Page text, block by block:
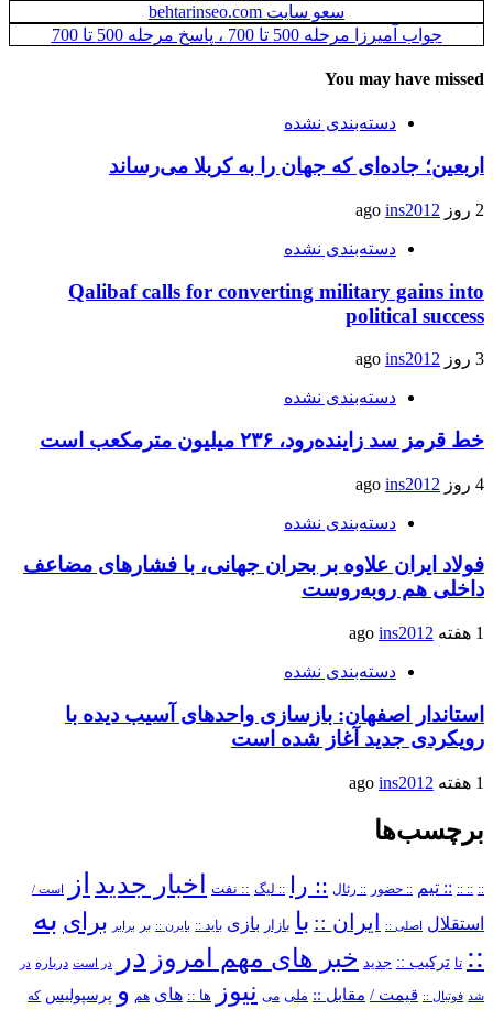
سعو سایت behtarinseo.com
جواب آمیرزا مرحله 500 تا 700 ، پاسخ مرحله 500 تا 700
You may have missed
دسته‌بندی نشده
اربعین؛ جاده‌ای که جهان را به کربلا می‌رساند
2 روز ago ins2012
دسته‌بندی نشده
Qalibaf calls for converting military gains into
political success
3 روز ago ins2012
دسته‌بندی نشده
خط قرمز سد زاینده‌رود، ۲۳۶ میلیون مترمکعب است
4 روز ago ins2012
دسته‌بندی نشده
فولاد ایران علاوه بر بحران جهانی، با فشارهای مضاعف
داخلی هم روبه‌روست
1 هفته ago ins2012
دسته‌بندی نشده
استاندار اصفهان: بازسازی واحدهای آسیب دیده با
رویکردی جدید آغاز شده است
1 هفته ago ins2012
برچسب‌ها
::
:: :: :: تیم :: حضور :: رئال :: را :: لیگ :: نفت اخبار جدید از است /
استقلال اصلی :: ایران :: با بازار بازی باید :: بایرن :: بر برابر برای به
:: تا ترکیب :: جدید خبر های مهم امروز در در است درباره در
شد فوتبال :: قیمت / مقابل :: ملی می نیوز ها :: های هم و پرسپولیس که